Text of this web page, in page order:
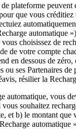
plateforme peuvent
que vous créditiez
automatique
choisissez de
de votre compte
en dessous de
ou ses Partenaires de
résilier la
automatique, vous
souhaitez
et b) le montant que
automatique